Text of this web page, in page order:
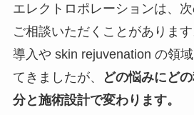
エレクトロポレーションは、
ご相談いただくことがありま
導入や skin rejuvenation の領
てきましたが、
どの悩みにど
分と施術設計で変わります。